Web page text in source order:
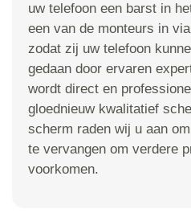
uw telefoon een barst in
een van de monteurs in
zodat zij uw telefoon
gedaan door ervaren
wordt direct en
gloednieuw kwalitatief
scherm raden wij u aan
te vervangen om verdere
voorkomen.